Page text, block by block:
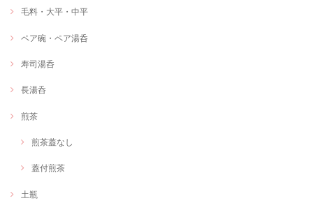
毛料・大平・中平
ペア碗・ペア湯呑
寿司湯呑
長湯呑
煎茶
煎茶蓋なし
蓋付煎茶
土瓶